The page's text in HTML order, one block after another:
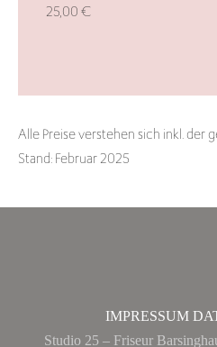
25,00 €
Alle Preise verstehen sich inkl. der
Stand: Februar 2025
IMPRESSUM
Studio 25 – Friseur